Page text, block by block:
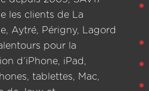
les clients de La
Aytré, Périgny, Lagord
pour la
d’iPhone, iPad,
tablettes, Mac,